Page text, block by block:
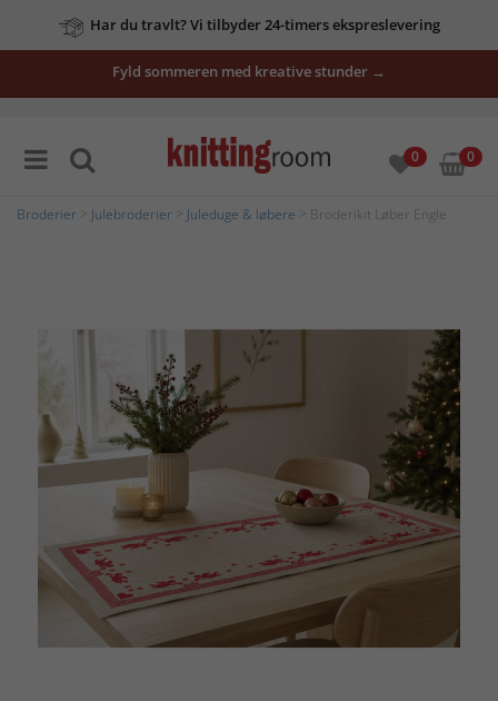
Har du travlt? Vi tilbyder 24-timers ekspreslevering
Fyld sommeren med kreative stunder →
0 0
Broderier Julebroderier Juleduge & løbere > Broderikit Løber Engle